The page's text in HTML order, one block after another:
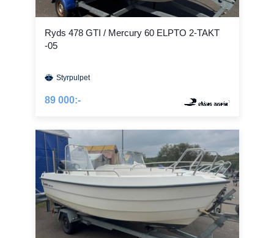
Ryds 478 GTI / Mercury 60 ELPTO 2-TAKT
-05
Styrpulpet
89 000:-